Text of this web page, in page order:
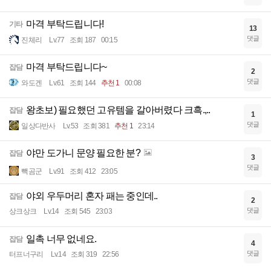
기타 마격 부탁드립니다!
진체리 Lv.77 조회 187 00:15
13
댓글
잡담 마격 부탁드립니다~
와도겐 Lv.61 조회 144 추천 1 00:08
2
댓글
잡담 왕초보) 필요했던 고유템을 갈아버렸다 크흑.,..
일상다반사 Lv.53 조회 381 추천 1 23:14
1
댓글
잡담 야만 도가니 문양 필요한 분?
빽곰군 Lv.91 조회 412 23:05
3
댓글
잡담 야외 우두머리 혼자 패는 중인데..
상크상크 Lv.14 조회 545 23:03
2
댓글
잡담 일촉 너무 없네요.
터프너구리 Lv.14 조회 319 22:56
4
댓글